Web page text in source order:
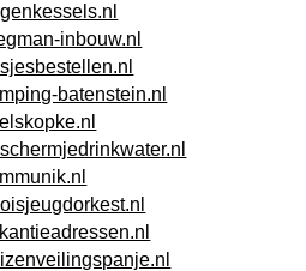
inbouw.nl
batenstein.nl